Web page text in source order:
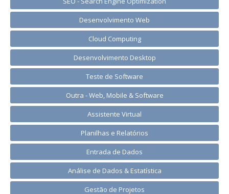
Desenvolvimento Web
Cloud Computing
Desenvolvimento Desktop
Teste de Software
Outra - Web, Mobile & Software
Assistente Virtual
Planilhas e Relatórios
Entrada de Dados
Análise de Dados & Estatística
Gestão de Projetos